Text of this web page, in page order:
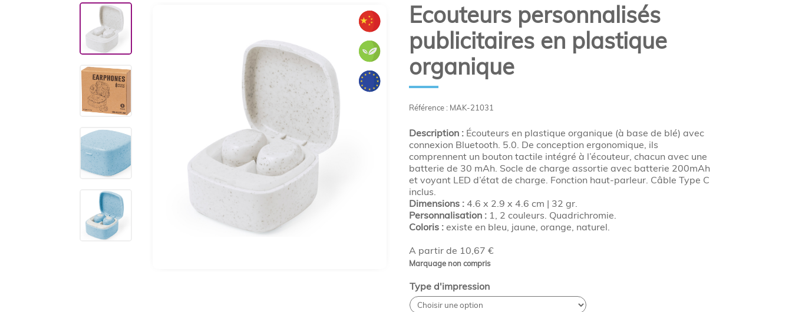
Référence : MAK-21031
A partir de 10,67 €
Marquage non compris
Ecouteurs personnalisés
publicitaires en plastique
organique
Description :Écouteurs en plastique organique (à base de blé) avec
connexion Bluetooth. 5.0. De conception ergonomique, ils
comprennent un bouton tactile intégré à l’écouteur, chacun avec une
batterie de 30 mAh. Socle de charge assortie avec batterie 200mAh
et voyant LED d’état de charge. Fonction haut-parleur. Câble Type C
inclus.
Dimensions :4.6 x 2.9 x 4.6 cm | 32 gr.
Personnalisation :1, 2 couleurs. Quadrichromie.
Coloris :existe en bleu, jaune, orange, naturel.
Type d'impression